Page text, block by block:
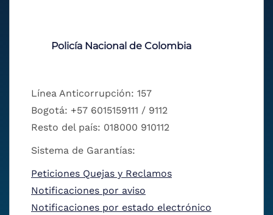
Policía Nacional de Colombia
Línea Anticorrupción: 157
Bogotá: +57 6015159111 / 9112
Resto del país: 018000 910112
Sistema de Garantías:
Peticiones Quejas y Reclamos
Notificaciones por aviso
Notificaciones por estado electrónico